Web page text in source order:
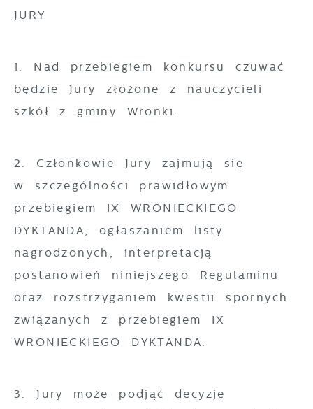
JURY
1. Nad przebiegiem konkursu czuwać
będzie Jury złożone z nauczycieli
szkół z gminy Wronki.
2. Członkowie Jury zajmują się
w szczególności prawidłowym
przebiegiem IX WRONIECKIEGO
DYKTANDA, ogłaszaniem listy
nagrodzonych, interpretacją
postanowień niniejszego Regulaminu
oraz rozstrzyganiem kwestii spornych
związanych z przebiegiem IX
WRONIECKIEGO DYKTANDA.
3. Jury może podjąć decyzję